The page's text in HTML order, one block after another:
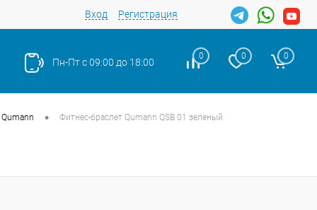
Вход Регистрация
Пн-Пт с 09:00 до 18:00
0 0 0
Qumann • Фитнес-браслет Qumann QSB 01 зеленый